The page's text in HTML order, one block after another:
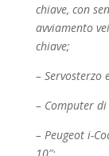
chiave, con
avviamento
chiave;
– Servosterzo
– Computer
– Peugeot i-